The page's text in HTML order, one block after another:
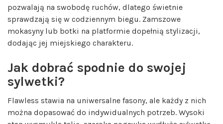
pozwalają na swobodę ruchów, dlatego świetnie
sprawdzają się w codziennym biegu. Zamszowe
mokasyny lub botki na platformie dopełnią stylizacji,
dodając jej miejskiego charakteru.
Jak dobrać spodnie do swojej
sylwetki?
Flawless stawia na uniwersalne fasony, ale każdy z nich
można dopasować do indywidualnych potrzeb. Wysoki